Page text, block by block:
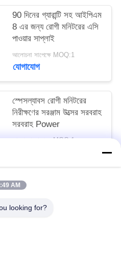
90 দিনের গ্যারান্টি সহ আইপিএম
8 এর জন্য রোগী মনিটরের এসি
পাওয়ার সাপ্লাই
আলোচনা সাপেক্ষে MOQ:1
যোগাযোগ
স্পেসল্যাবস রোগী মনিটরের
নিরীক্ষণের সরঞ্জাম উত্সের সরবরাহ
সরবরাহ Power
আলোচনা সাপেক্ষে MOQ:1
AM
looking for?